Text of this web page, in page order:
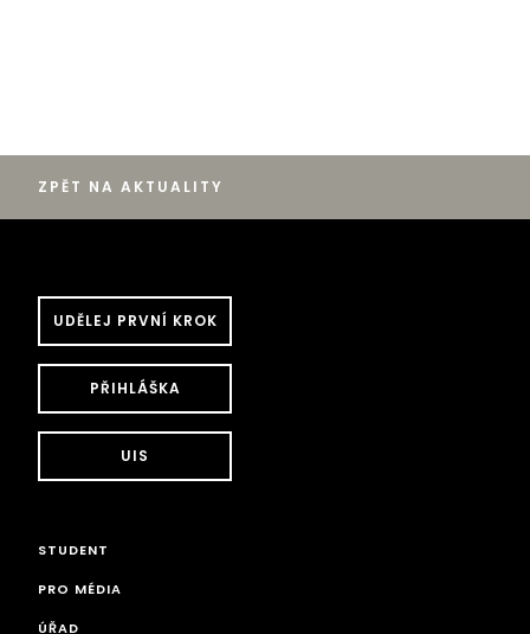
ZPĚT NA AKTUALITY
UDĚLEJ PRVNÍ KROK
PŘIHLÁŠKA
UIS
STUDENT
PRO MÉDIA
ÚŘAD